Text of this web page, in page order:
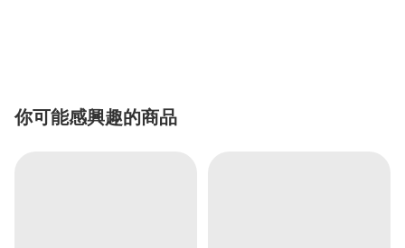
你可能感興趣的商品